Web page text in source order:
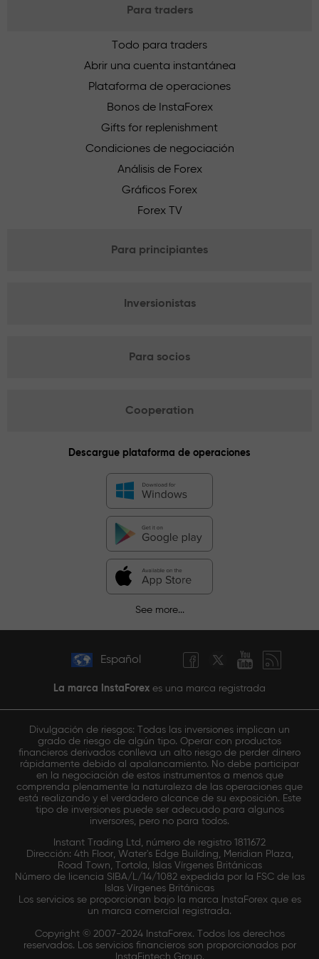
Para traders
Todo para traders
Abrir una cuenta instantánea
Plataforma de operaciones
Bonos de InstaForex
Gifts for replenishment
Condiciones de negociación
Análisis de Forex
Gráficos Forex
Forex TV
Para principiantes
Inversionistas
Para socios
Cooperation
Descargue plataforma de operaciones
See more...
Español
La marca InstaForex es una marca registrada
Divulgación de riesgos: Todas las inversiones implican un
grado de riesgo de algún tipo. Operar con productos
financieros derivados conlleva un alto riesgo de perder dinero
rápidamente debido al apalancamiento. No debe participar
en la negociación de estos instrumentos a menos que
comprenda plenamente la naturaleza de las operaciones que
está realizando y el verdadero alcance de su exposición. Este
tipo de inversiones puede ser adecuado para algunos
inversores, pero no para todos.
Instant Trading Ltd, número de registro 1811672
Dirección: 4th Floor, Water's Edge Building, Meridian Plaza,
Road Town, Tortola, Islas Vírgenes Británicas
Número de licencia SIBA/L/14/1082 expedida por la FSC de las
Islas Vírgenes Británicas
Los servicios se proporcionan bajo la marca InstaForex que es
un marca comercial registrada.
Copyright © 2007-2024 InstaForex. Todos los derechos
reservados. Los servicios financieros son proporcionados por
InstaFintech Group.